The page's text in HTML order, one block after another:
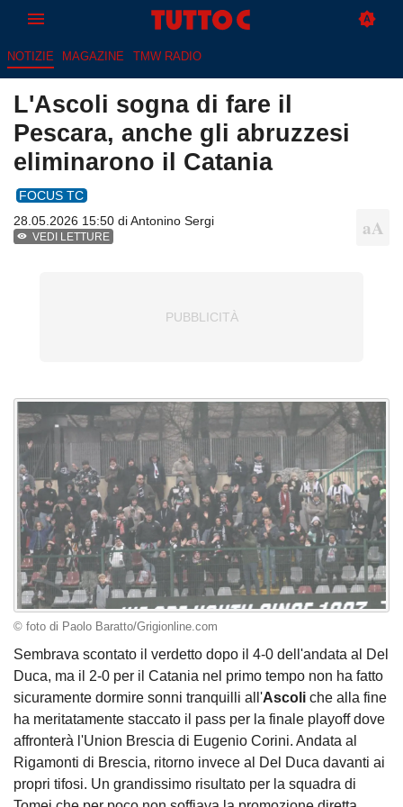
NOTIZIE MAGAZINE TMW RADIO
L'Ascoli sogna di fare il
Pescara, anche gli abruzzesi
eliminarono il Catania
FOCUS TC
28.05.2026 15:50 diAntonino Sergi
VEDI LETTURE
© foto di Paolo Baratto/Grigionline.com
Sembrava scontato il verdetto dopo il 4-0 dell'andata al Del
Duca, ma il 2-0 per il Catania nel primo tempo non ha fatto
sicuramente dormire sonni tranquilli all'Ascoli che alla fine
ha meritatamente staccato il pass per la finale playoff dove
affronterà l'Union Brescia di Eugenio Corini. Andata al
Rigamonti di Brescia, ritorno invece al Del Duca davanti ai
propri tifosi. Un grandissimo risultato per la squadra di